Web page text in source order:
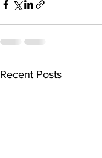
Recent Posts